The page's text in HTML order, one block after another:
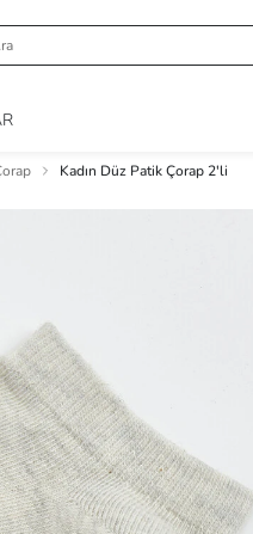
Kadın Düz Patik Çorap 2'li